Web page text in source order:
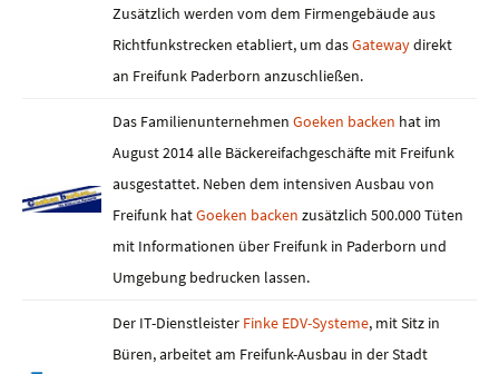
Zusätzlich werden vom dem Firmengebäude aus
Richtfunkstrecken etabliert, um dasGatewaydirekt
an Freifunk Paderborn anzuschließen.
Das Familienunternehmen Goeken backen hat im
August 2014 alle Bäckereifachgeschäfte mit Freifunk
ausgestattet. Neben dem intensiven Ausbau von
Freifunk hatGoeken backen zusätzlich 500.000 Tüten
mit Informationen über Freifunk in Paderborn und
Umgebung bedrucken lassen.
Der IT-Dienstleister Finke EDV-Systeme, mit Sitz in
Büren, arbeitet am Freifunk-Ausbau in der Stadt